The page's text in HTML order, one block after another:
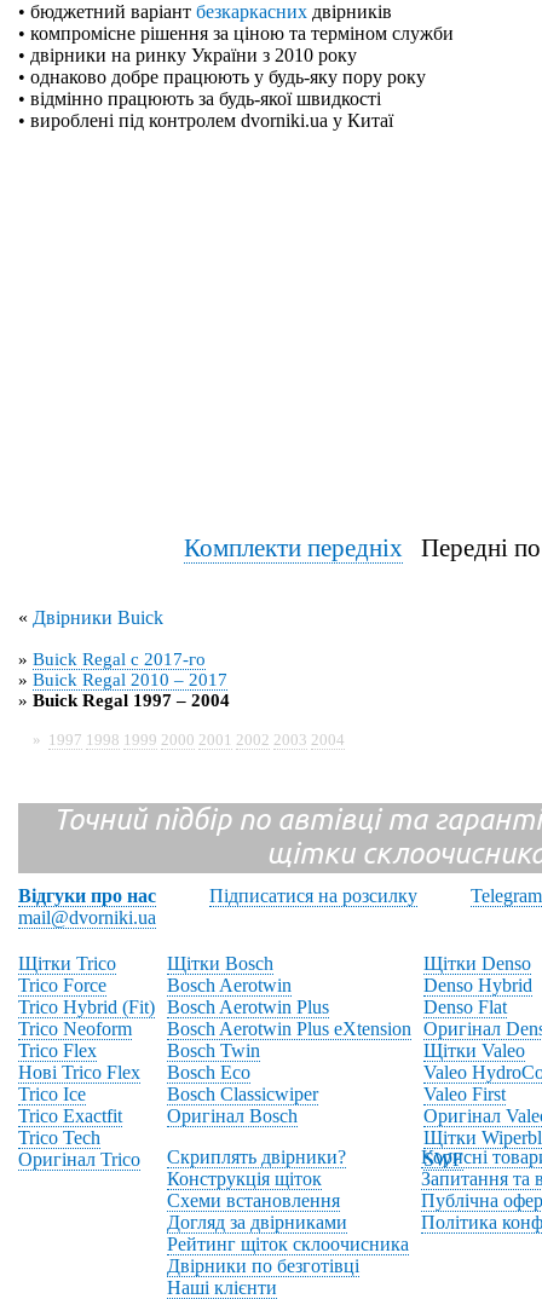
• бюджетний варіант безкаркасних двірників
• компромісне рішення за ціною та терміном служби
• двірники на ринку України з 2010 року
• однаково добре працюють у будь-яку пору року
• відмінно працюють за будь-якої швидкості
• вироблені під контролем dvorniki.ua у Китаї
Комплекти передніхПередні
« Двірники Buick
» Buick Regal с 2017-го
» Buick Regal 2010 – 2017
» Buick Regal 1997 – 2004
» 1997 1998 1999 2000 2001 2002 2003 2004
Точний підбір по автівці та
щітки
Відгуки про нас Підписатися на розсилку
Telegram
mail@dvorniki.ua
Щітки Trico
Trico Force
Trico Hybrid (Fit)
Trico Neoform
Trico Flex
Нові Trico Flex
Trico Ice
Trico Exactfit
Trico Tech
Оригінал Trico
Щітки Bosch
Bosch Aerotwin
Bosch Aerotwin Plus
Bosch Aerotwin Plus eXtension
Bosch Twin
Bosch Eco
Bosch Classicwiper
Оригінал Bosch
Щітки Denso
Denso Hybrid
Denso Flat
Оригінал
Щітки Valeo
Valeo
Valeo First
Оригінал
Щітки
SWF
Скриплять двірники?
Конструкція щіток
Схеми встановлення
Догляд за двірниками
Рейтинг щіток склоочисника
Двірники по безготівці
Наші клієнти
Корисні
Запитання та
Публічна
Політика